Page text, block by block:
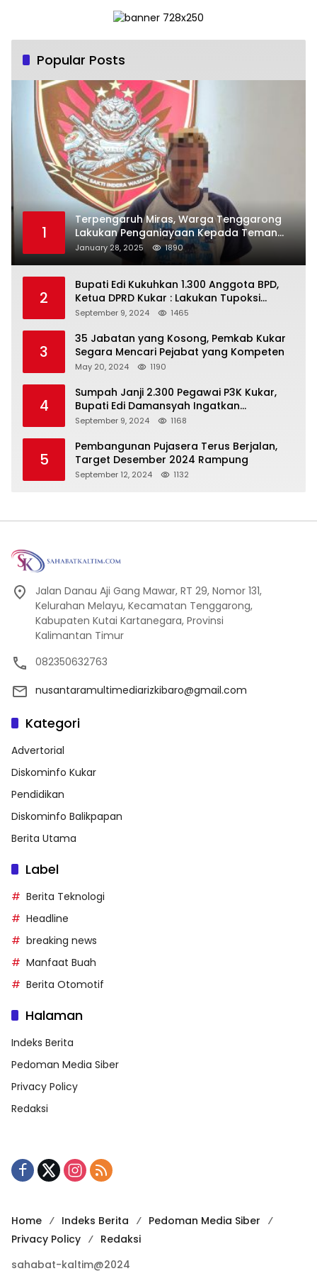
Popular Posts
1
Terpengaruh Miras, Warga Tenggarong
Lakukan Penganiayaan Kepada Teman
Sendiri
January 28, 2025 1890
2
Bupati Edi Kukuhkan 1.300 Anggota BPD,
Ketua DPRD Kukar : Lakukan Tupoksi
Dengan Baik Untuk Wujudkan
September 9, 2024 1465
3
35 Jabatan yang Kosong, Pemkab Kukar
Segara Mencari Pejabat yang Kompeten
May 20, 2024 1190
4
Sumpah Janji 2.300 Pegawai P3K Kukar,
Bupati Edi Damansyah Ingatkan
Tanggung Jawab Baru
September 9, 2024 1168
5
Pembangunan Pujasera Terus Berjalan,
Target Desember 2024 Rampung
September 12, 2024 1132
Jalan Danau Aji Gang Mawar, RT 29, Nomor 131,
Kelurahan Melayu, Kecamatan Tenggarong,
Kabupaten Kutai Kartanegara, Provinsi
Kalimantan Timur
082350632763
nusantaramultimediarizkibaro@gmail.com
Kategori
Advertorial
Diskominfo Kukar
Pendidikan
Diskominfo Balikpapan
Berita Utama
Label
Berita Teknologi
Headline
breaking news
Manfaat Buah
Berita Otomotif
Halaman
Indeks Berita
Pedoman Media Siber
Privacy Policy
Redaksi
Home Indeks Berita
Pedoman Media Siber
Privacy Policy
Redaksi
sahabat-kaltim@2024